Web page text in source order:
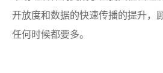
开放度和数据的快速传播的提升，
任何时候都要多。